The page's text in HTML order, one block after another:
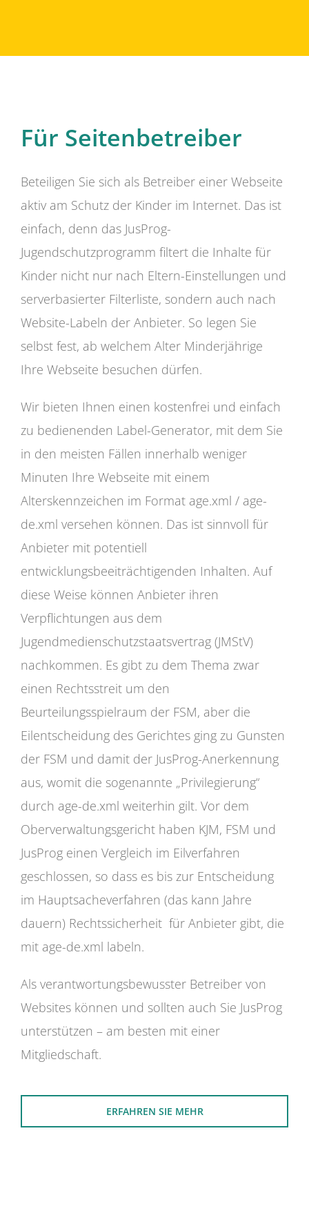
Für Seitenbetreiber
Beteiligen Sie sich als Betreiber einer Webseite
aktiv am Schutz der Kinder im Internet. Das ist
einfach, denn das JusProg-
Jugendschutzprogramm filtert die Inhalte für
Kinder nicht nur nach Eltern-Einstellungen und
serverbasierter Filterliste, sondern auch nach
Website-Labeln der Anbieter. So legen Sie
selbst fest, ab welchem Alter Minderjährige
Ihre Webseite besuchen dürfen.
Wir bieten Ihnen einen kostenfrei und einfach
zu bedienenden Label-Generator, mit dem Sie
in den meisten Fällen innerhalb weniger
Minuten Ihre Webseite mit einem
Alterskennzeichen im Format age.xml / age-
de.xml versehen können. Das ist sinnvoll für
Anbieter mit potentiell
entwicklungsbeeiträchtigenden Inhalten. Auf
diese Weise können Anbieter ihren
Verpflichtungen aus dem
Jugendmedienschutzstaatsvertrag (JMStV)
nachkommen. Es gibt zu dem Thema zwar
einen Rechtsstreit um den
Beurteilungsspielraum der FSM, aber die
Eilentscheidung des Gerichtes ging zu Gunsten
der FSM und damit der JusProg-Anerkennung
aus, womit die sogenannte „Privilegierung“
durch age-de.xml weiterhin gilt. Vor dem
Oberverwaltungsgericht haben KJM, FSM und
JusProg einen Vergleich im Eilverfahren
geschlossen, so dass es bis zur Entscheidung
im Hauptsacheverfahren (das kann Jahre
dauern) Rechtssicherheit für Anbieter gibt, die
mit age-de.xml labeln.
Als verantwortungsbewusster Betreiber von
Websites können und sollten auch Sie JusProg
unterstützen – am besten mit einer
Mitgliedschaft.
ERFAHREN SIE MEHR